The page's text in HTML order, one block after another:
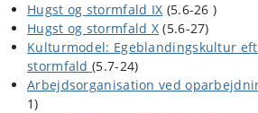
Hugst og stormfald IX (5.6-26 )
Hugst og stormfald X (5.6-27)
Kulturmodel: Egeblandingskultur
stormfald (5.7-24)
Arbejdsorganisation ved
1)